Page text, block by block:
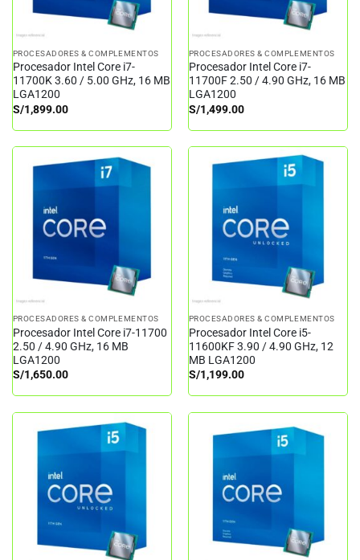
PROCESADORES & COMPLEMENTOS
Procesador Intel Core i7-
11700K 3.60 / 5.00 GHz, 16 MB
LGA1200
S/1,899.00
PROCESADORES & COMPLEMENTOS
Procesador Intel Core i7-
11700F 2.50 / 4.90 GHz, 16 MB
LGA1200
S/1,499.00
PROCESADORES & COMPLEMENTOS
Procesador Intel Core i7-11700
2.50 / 4.90 GHz, 16 MB
LGA1200
S/1,650.00
PROCESADORES & COMPLEMENTOS
Procesador Intel Core i5-
11600KF 3.90 / 4.90 GHz, 12
MB LGA1200
S/1,199.00